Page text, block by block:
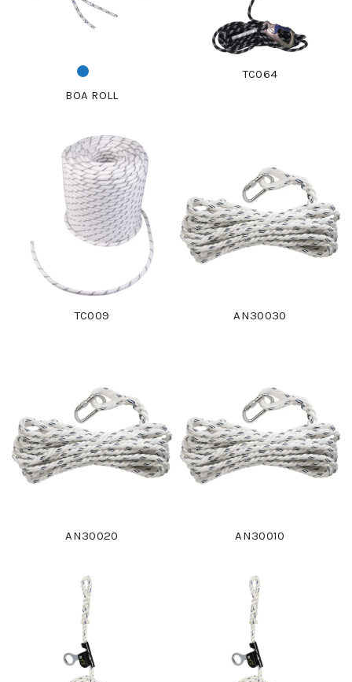
BOA ROLL
TC064
TC009 AN30030
AN30020 AN30010